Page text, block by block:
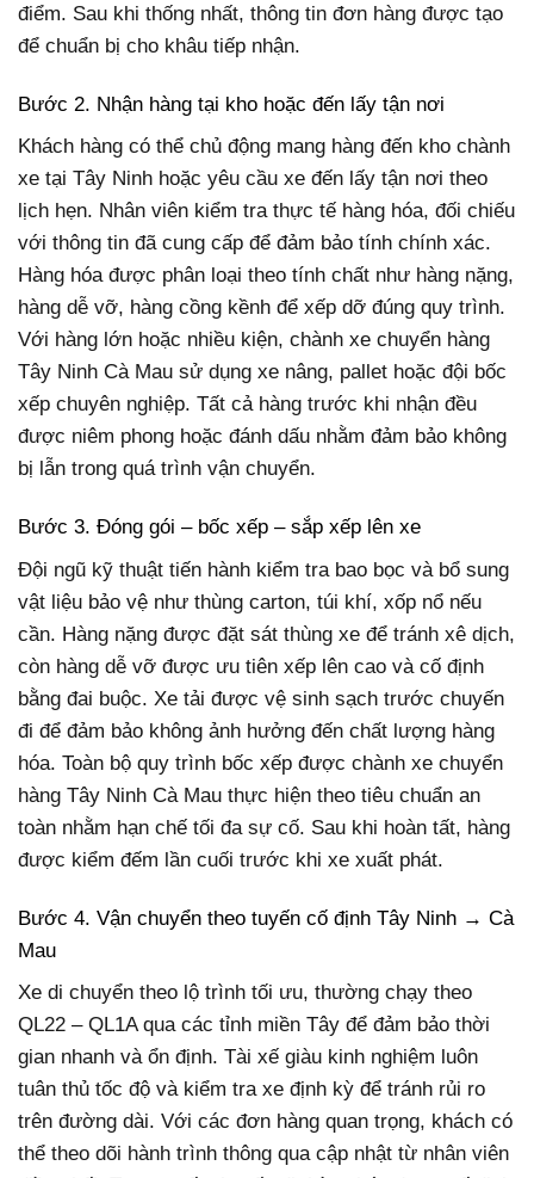
điểm. Sau khi thống nhất, thông tin đơn hàng được tạo
để chuẩn bị cho khâu tiếp nhận.
Bước 2. Nhận hàng tại kho hoặc đến lấy tận nơi
Khách hàng có thể chủ động mang hàng đến kho chành
xe tại Tây Ninh hoặc yêu cầu xe đến lấy tận nơi theo
lịch hẹn. Nhân viên kiểm tra thực tế hàng hóa, đối chiếu
với thông tin đã cung cấp để đảm bảo tính chính xác.
Hàng hóa được phân loại theo tính chất như hàng nặng,
hàng dễ vỡ, hàng cồng kềnh để xếp dỡ đúng quy trình.
Với hàng lớn hoặc nhiều kiện, chành xe chuyển hàng
Tây Ninh Cà Mau sử dụng xe nâng, pallet hoặc đội bốc
xếp chuyên nghiệp. Tất cả hàng trước khi nhận đều
được niêm phong hoặc đánh dấu nhằm đảm bảo không
bị lẫn trong quá trình vận chuyển.
Bước 3. Đóng gói – bốc xếp – sắp xếp lên xe
Đội ngũ kỹ thuật tiến hành kiểm tra bao bọc và bổ sung
vật liệu bảo vệ như thùng carton, túi khí, xốp nổ nếu
cần. Hàng nặng được đặt sát thùng xe để tránh xê dịch,
còn hàng dễ vỡ được ưu tiên xếp lên cao và cố định
bằng đai buộc. Xe tải được vệ sinh sạch trước chuyến
đi để đảm bảo không ảnh hưởng đến chất lượng hàng
hóa. Toàn bộ quy trình bốc xếp được chành xe chuyển
hàng Tây Ninh Cà Mau thực hiện theo tiêu chuẩn an
toàn nhằm hạn chế tối đa sự cố. Sau khi hoàn tất, hàng
được kiểm đếm lần cuối trước khi xe xuất phát.
Bước 4. Vận chuyển theo tuyến cố định Tây Ninh → Cà
Mau
Xe di chuyển theo lộ trình tối ưu, thường chạy theo
QL22 – QL1A qua các tỉnh miền Tây để đảm bảo thời
gian nhanh và ổn định. Tài xế giàu kinh nghiệm luôn
tuân thủ tốc độ và kiểm tra xe định kỳ để tránh rủi ro
trên đường dài. Với các đơn hàng quan trọng, khách có
thể theo dõi hành trình thông qua cập nhật từ nhân viên